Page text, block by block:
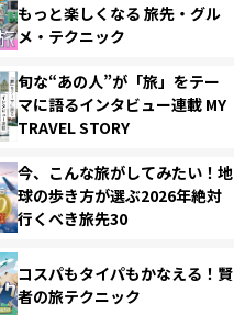
もっと楽しくなる 旅先・グル
メ・テクニック
旬な“あの人”が「旅」をテー
マに語るインタビュー連載 MY
TRAVEL STORY
今、こんな旅がしてみたい！地
球の歩き方が選ぶ2026年絶対
行くべき旅先30
コスパもタイパもかなえる！賢
者の旅テクニック